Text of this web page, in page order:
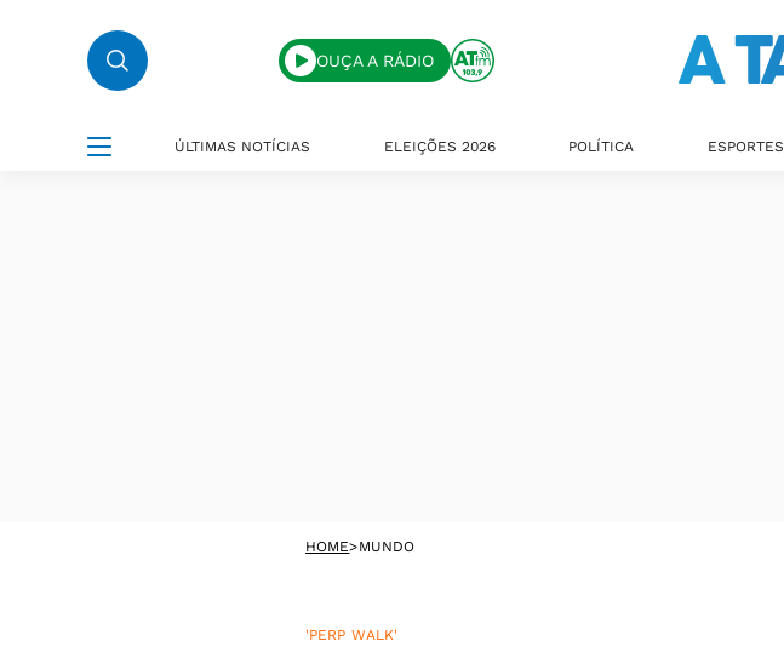
OUÇA A RÁDIO
ÚLTIMAS NOTÍCIAS ELEIÇÕES 2026 POLÍTICA ESPORTES
HOME>MUNDO
'PERP WALK'